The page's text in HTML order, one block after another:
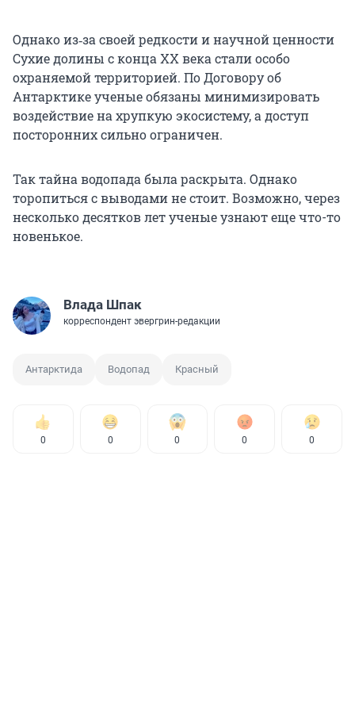
Однако из‑за своей редкости и научной ценности
Сухие долины с конца XX века стали особо
охраняемой территорией. По Договору об
Антарктике ученые обязаны минимизировать
воздействие на хрупкую экосистему, а доступ
посторонних сильно ограничен.
Так тайна водопада была раскрыта. Однако
торопиться с выводами не стоит. Возможно, через
несколько десятков лет ученые узнают еще что-то
новенькое.
Влада Шпак
корреспондент эвергрин-редакции
Антарктида Водопад Красный
0 0 0 0 0